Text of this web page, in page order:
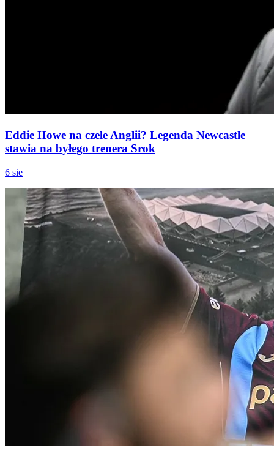
Eddie Howe na czele Anglii? Legenda Newcastle
stawia na byłego trenera Srok
6 sie